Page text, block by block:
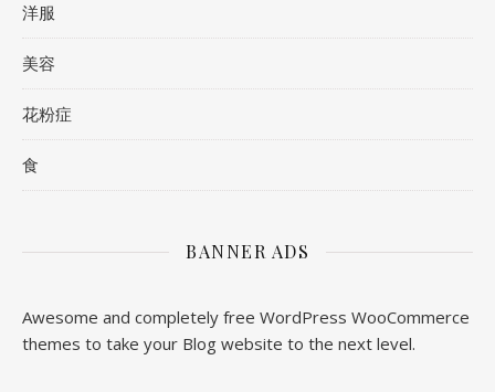
洋服
美容
花粉症
食
BANNER ADS
Awesome and completely free WordPress WooCommerce
themes to take your Blog website to the next level.